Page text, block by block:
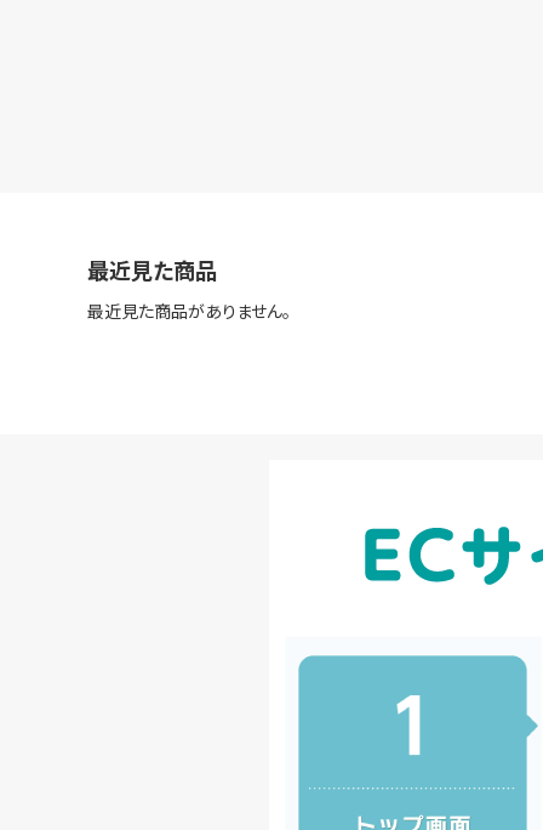
最近見た商品
最近見た商品がありません。